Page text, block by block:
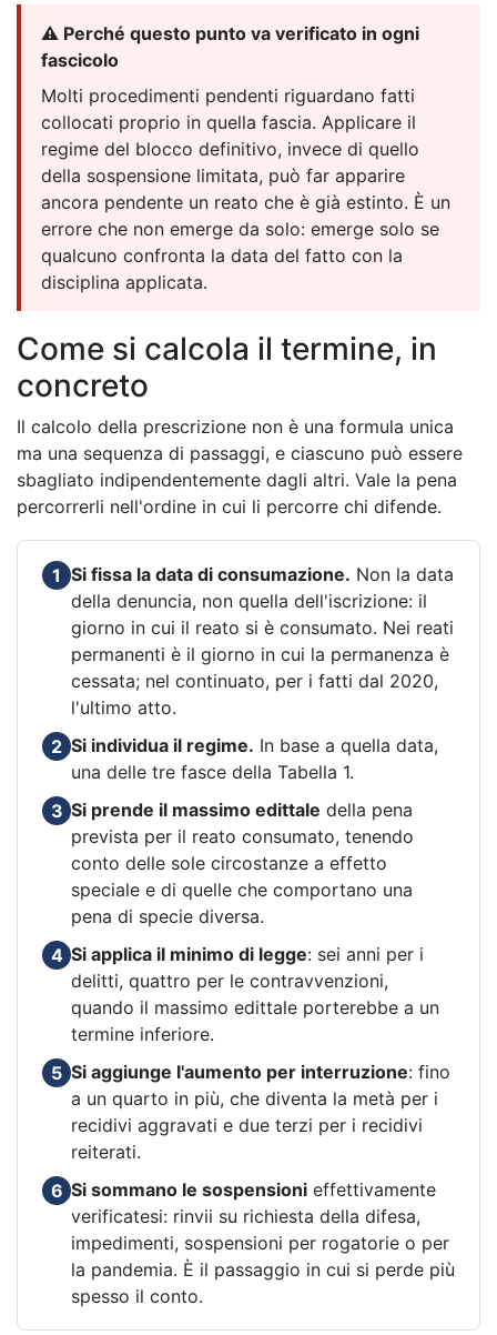
⚠️ Perché questo punto va verificato in ogni
fascicolo
Molti procedimenti pendenti riguardano fatti
collocati proprio in quella fascia. Applicare il
regime del blocco definitivo, invece di quello
della sospensione limitata, può far apparire
ancora pendente un reato che è già estinto. È un
errore che non emerge da solo: emerge solo se
qualcuno confronta la data del fatto con la
disciplina applicata.
Come si calcola il termine, in
concreto
Il calcolo della prescrizione non è una formula unica
ma una sequenza di passaggi, e ciascuno può essere
sbagliato indipendentemente dagli altri. Vale la pena
percorrerli nell'ordine in cui li percorre chi difende.
1 Si fissa la data di consumazione. Non la data
della denuncia, non quella dell'iscrizione: il
giorno in cui il reato si è consumato. Nei reati
permanenti è il giorno in cui la permanenza è
cessata; nel continuato, per i fatti dal 2020,
l'ultimo atto.
2 Si individua il regime. In base a quella data,
una delle tre fasce della Tabella 1.
3 Si prende il massimo edittale della pena
prevista per il reato consumato, tenendo
conto delle sole circostanze a effetto
speciale e di quelle che comportano una
pena di specie diversa.
4 Si applica il minimo di legge: sei anni per i
delitti, quattro per le contravvenzioni,
quando il massimo edittale porterebbe a un
termine inferiore.
5 Si aggiunge l'aumento per interruzione: fino
a un quarto in più, che diventa la metà per i
recidivi aggravati e due terzi per i recidivi
reiterati.
6 Si sommano le sospensioni effettivamente
verificatesi: rinvii su richiesta della difesa,
impedimenti, sospensioni per rogatorie o per
la pandemia. È il passaggio in cui si perde più
spesso il conto.